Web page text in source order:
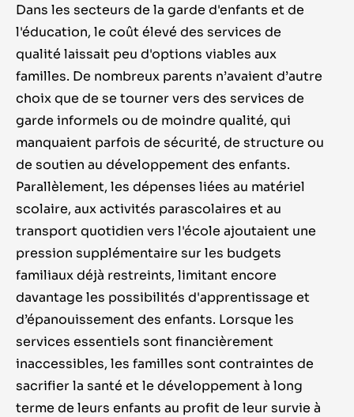
Dans les secteurs de la garde d'enfants et de
l'éducation, le coût élevé des services de
qualité laissait peu d'options viables aux
familles. De nombreux parents n’avaient d’autre
choix que de se tourner vers des services de
garde informels ou de moindre qualité, qui
manquaient parfois de sécurité, de structure ou
de soutien au développement des enfants.
Parallèlement, les dépenses liées au matériel
scolaire, aux activités parascolaires et au
transport quotidien vers l'école ajoutaient une
pression supplémentaire sur les budgets
familiauxdéjà restreints, limitant encore
davantage les possibilités d'apprentissage et
d’épanouissementdes enfants. Lorsque les
services essentiels sont financièrement
inaccessibles, les familles sont contraintes de
sacrifier la santé et le développement à long
terme de leurs enfants au profit de leur survie à